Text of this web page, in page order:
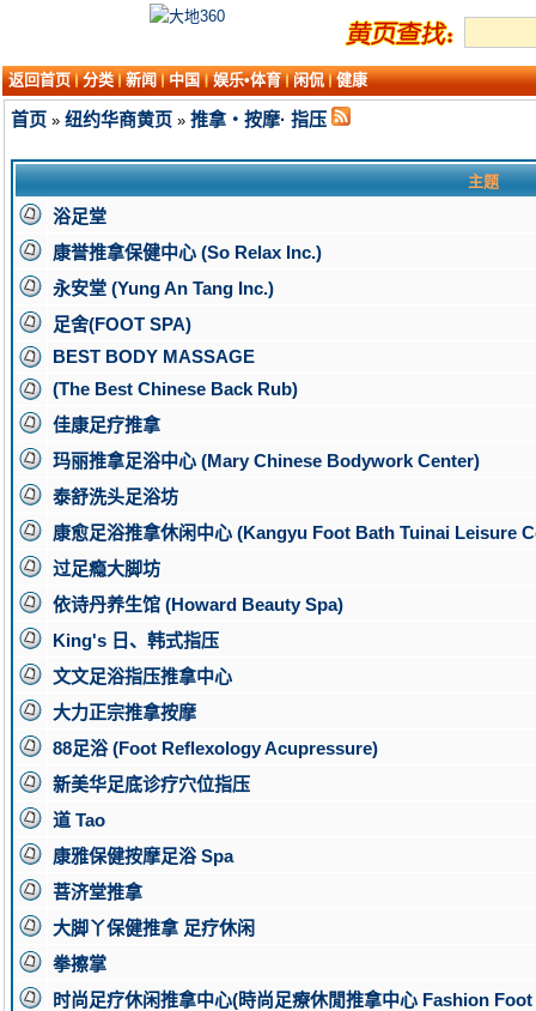
返回首页 分类 新闻 中国 娱乐•体育 闲侃 健康
首页 » 纽约华商黄页 » 推拿・按摩· 指压
主题
浴足堂
康誉推拿保健中心 (So Relax Inc.)
永安堂 (Yung An Tang Inc.)
足舍(FOOT SPA)
BEST BODY MASSAGE
(The Best Chinese Back Rub)
佳康足疗推拿
玛丽推拿足浴中心 (Mary Chinese Bodywork Center)
泰舒洗头足浴坊
康愈足浴推拿休闲中心 (Kangyu Foot Bath Tuinai Leisure
过足瘾大脚坊
依诗丹养生馆 (Howard Beauty Spa)
King's 日、韩式指压
文文足浴指压推拿中心
大力正宗推拿按摩
88足浴 (Foot Reflexology Acupressure)
新美华足底诊疗穴位指压
道 Tao
康雅保健按摩足浴 Spa
菩济堂推拿
大脚丫保健推拿 足疗休闲
拳擦掌
时尚足疗休闲推拿中心(時尚足療休閒推拿中心 Fashion